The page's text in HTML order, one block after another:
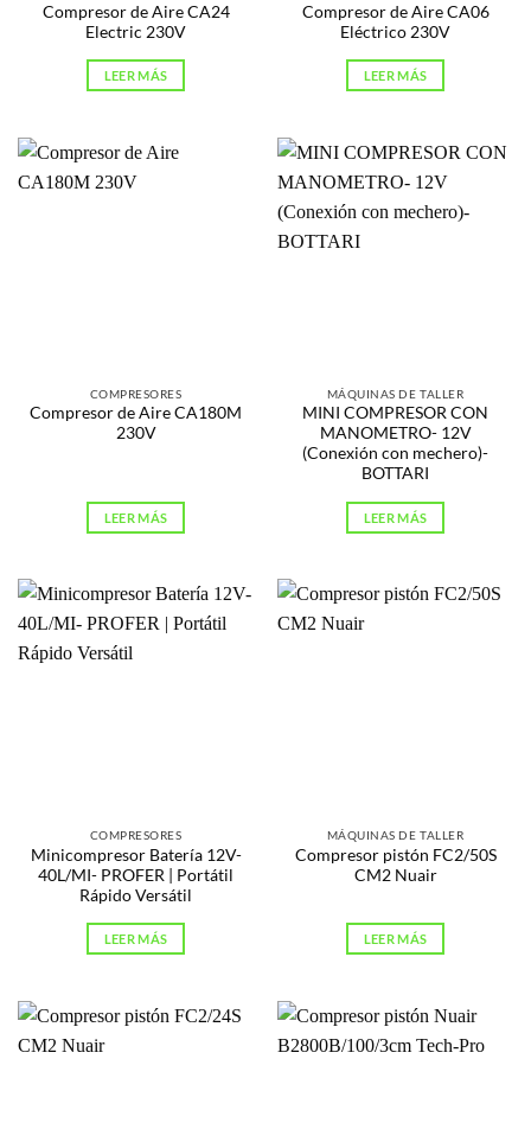
Compresor de Aire CA24
Electric 230V
LEER MÁS
Compresor de Aire CA06
Eléctrico 230V
LEER MÁS
COMPRESORES
Compresor de Aire CA180M
230V
LEER MÁS
MÁQUINAS DE TALLER
MINI COMPRESOR CON
MANOMETRO- 12V
(Conexión con mechero)-
BOTTARI
LEER MÁS
COMPRESORES
Minicompresor Batería 12V-
40L/MI- PROFER | Portátil
Rápido Versátil
LEER MÁS
MÁQUINAS DE TALLER
Compresor pistón FC2/50S
CM2 Nuair
LEER MÁS